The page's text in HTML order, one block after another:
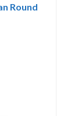
Round